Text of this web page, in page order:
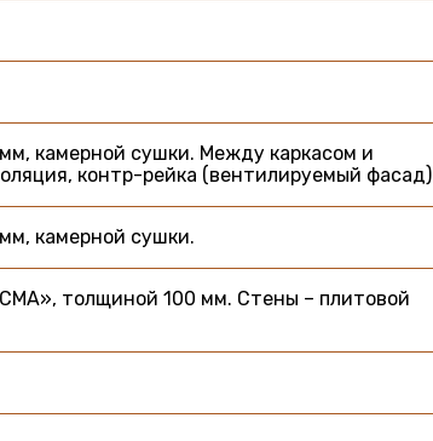
камерной сушки. Между каркасом и
контр-рейка (вентилируемый фасад)
камерной сушки.
толщиной 100 мм. Стены – плитовой